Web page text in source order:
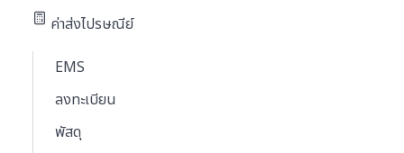
ค่าส่งไปรษณีย์
EMS
ลงทะเบียน
พัสดุ